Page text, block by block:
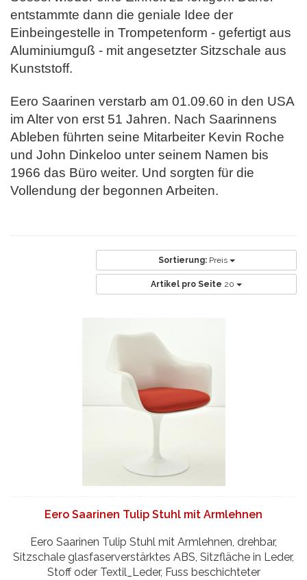
entstammte dann die geniale Idee der
Einbeingestelle in Trompetenform - gefertigt aus
Aluminiumguß - mit angesetzter Sitzschale aus
Kunststoff.
Eero Saarinen verstarb am 01.09.60 in den USA
im Alter von erst 51 Jahren. Nach Saarinnens
Ableben führten seine Mitarbeiter Kevin Roche
und John Dinkeloo unter seinem Namen bis
1966 das Büro weiter. Und sorgten für die
Vollendung der begonnen Arbeiten.
Sortierung: Preis
Artikel pro Seite 20
Eero Saarinen Tulip Stuhl mit Armlehnen
Eero Saarinen Tulip Stuhl mit Armlehnen, drehbar,
Sitzschale glasfaserverstärktes ABS, Sitzfläche in Leder,
Stoff oder Textil_Leder, Fuss beschichteter